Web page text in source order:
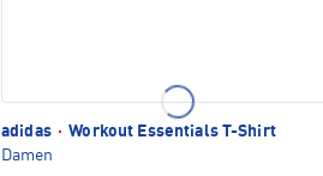
adidas · Workout Essentials T-Shirt
Damen